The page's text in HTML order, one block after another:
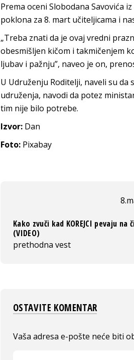
Prema oceni Slobodana Savovića
poklona za 8. mart učiteljicama i
„Treba znati da je ovaj vredni
obesmišljen kičom i takmičenjem
ljubav i pažnju”, naveo je on,
U Udruženju Roditelji, naveli su
udruženja, navodi da potez
tim nije bilo potrebe.
Izvor: Dan
Foto: Pixabay
Kako zvuči kad KOREJCI pevaju na
(VIDEO)
prethodna vest
OSTAVITE KOMENTAR
Vaša adresa e-pošte neće biti